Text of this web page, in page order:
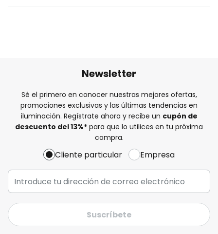
Newsletter
Sé el primero en conocer nuestras mejores ofertas,
promociones exclusivas y las últimas tendencias en
iluminación. Regístrate ahora y recibe un cupón de
descuento del13%* para que lo utilices en tu próxima
compra.
Cliente particular Empresa
Suscríbete